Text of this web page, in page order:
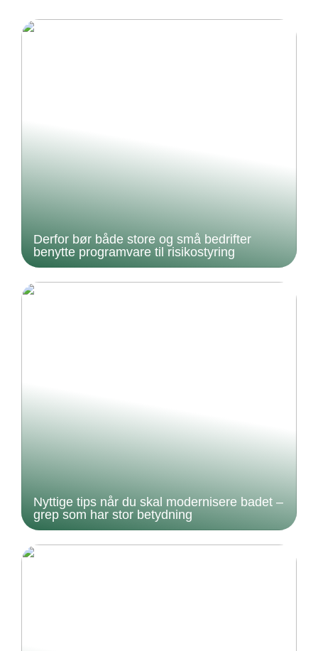
Derfor bør både store og små bedrifter
benytte programvare til risikostyring
Nyttige tips når du skal modernisere badet –
grep som har stor betydning